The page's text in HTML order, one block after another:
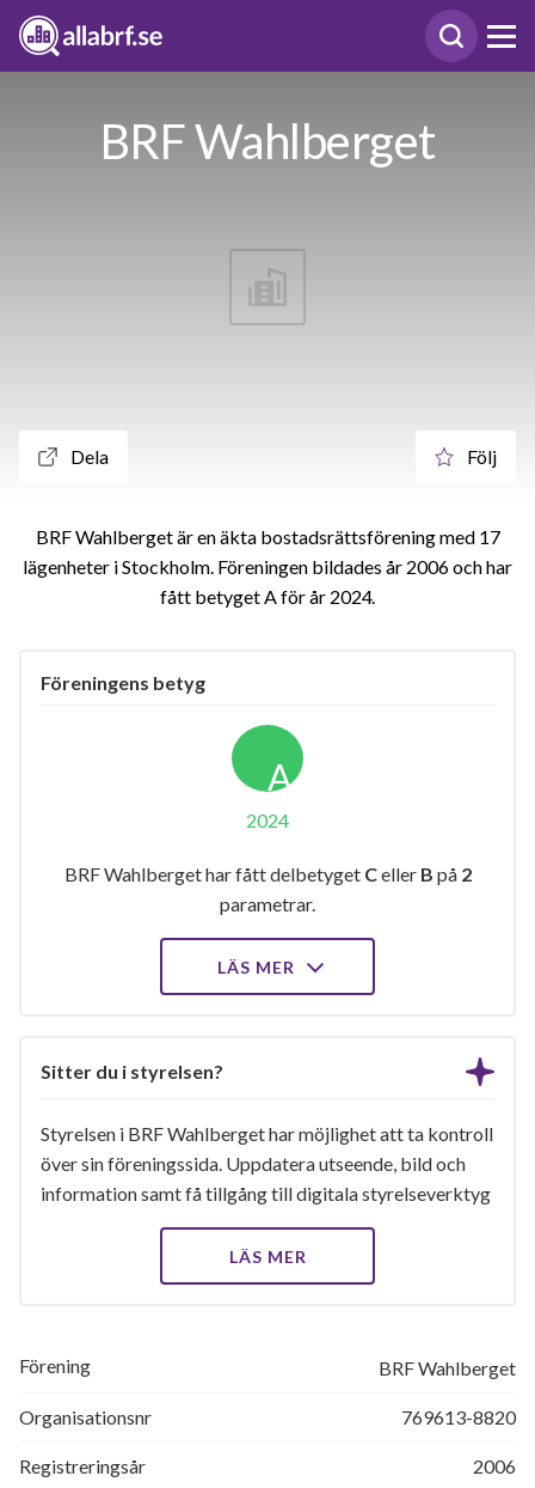
BRF Wahlberget
Dela Följ
BRF Wahlberget är en äkta bostadsrättsförening med 17
lägenheter i Stockholm. Föreningen bildades år 2006 och har
fått betyget A för år 2024
Föreningens betyg
A
2024
BRF Wahlberget har fått delbetyget Celler B på 2
parametrar.
LÄS MER
Sitter du i styrelsen?
Styrelsen i BRF Wahlberget har möjlighet att ta kontroll
över sin föreningssida. Uppdatera utseende, bild och
information samt få tillgång till digitala styrelseverktyg
LÄS MER
Förening BRF Wahlberget
Organisationsnr 769613-8820
Registreringsår 2006